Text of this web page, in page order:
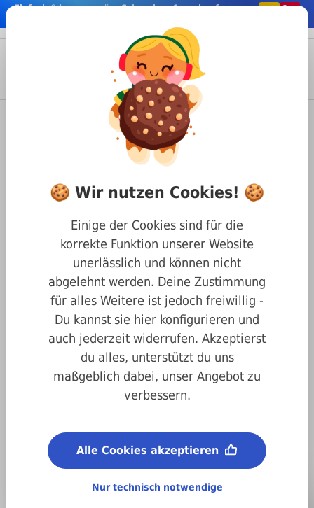
springen
Einfach& bequem onlineSchrauben & co. kaufen
Anmelden
Befestigungstechnik Nägel & Stifte
Blindnieten DIN 7337 A2/A2
(Dorn/Stift) 4 x 8
Abmessungen:
4 x 8 mm
Material (Dorn):
🍪 Wir nutzen Cookies! 🍪
Einige der Cookies sind für die
korrekte Funktion unserer Website
unerlässlich und können nicht
abgelehnt werden. Deine Zustimmung
für alles Weitere ist jedoch freiwillig -
Du kannst sie hier konfigurieren und
auch jederzeit widerrufen. Akzeptierst
du alles, unterstützt du uns
maßgeblich dabei, unser Angebot zu
verbessern.
Alle Cookies akzeptieren
Nur technisch notwendige